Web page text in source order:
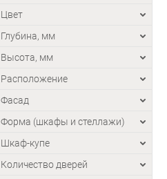
Цвет
Глубина, мм
Высота, мм
Расположение
Фасад
Форма (шкафы и стеллажи)
Шкаф-купе
Количество дверей